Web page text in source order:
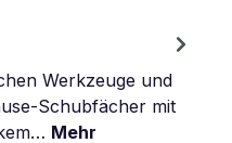
Werkzeuge und
Schubfächer mit
Mehr